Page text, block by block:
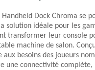
Handheld Dock Chroma se
solution idéale pour les
transformer leur console
machine de salon.
aux besoins des joueurs
une connectivité complète,